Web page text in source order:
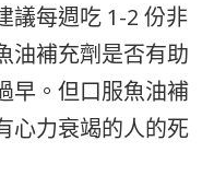
議每週吃 1-2 份非
油補充劑是否有助
早。但口服魚油補
心力衰竭的人的死